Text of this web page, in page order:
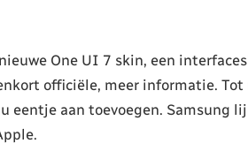
One UI 7 skin, een
officiële, meer informatie. Tot
eentje aan toevoegen. Samsung